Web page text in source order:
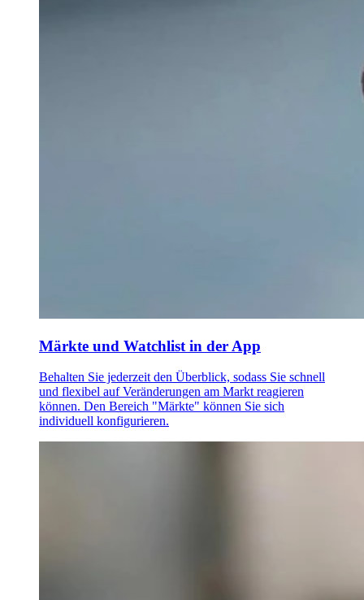
Märkte und Watchlist in der App
Behalten Sie jederzeit den Überblick, sodass Sie schnell
und flexibel auf Veränderungen am Markt reagieren
können. Den Bereich "Märkte" können Sie sich
individuell konfigurieren.